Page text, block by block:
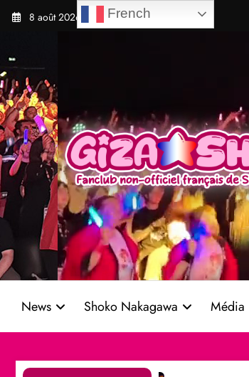
Aller
8 août 2026
News Shoko Nakagawa Média
French